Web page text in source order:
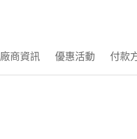
廠商資訊 優惠活動 付款